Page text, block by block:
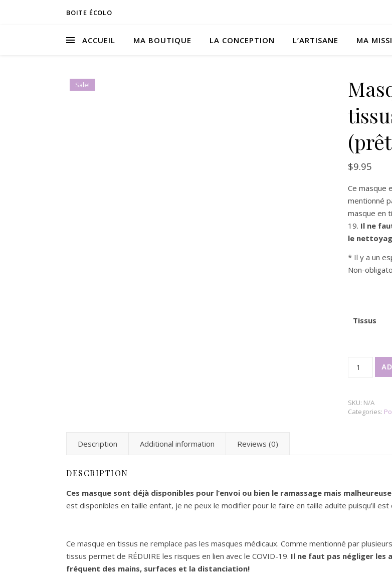
BOITE ÉCOLO
ACCUEIL MA BOUTIQUE LA CONCEPTION L’ARTISANE MA
Sale!
$9.95
Ce masque
mentionné
masque en
19. Il ne
le
* Il y a un
Non-
Tissus
SKU: N/A
Categories:
Description Additional information Reviews (0)
DESCRIPTION
Ces masque sont déjà disponibles pour l’envoi ou bien le ramassage mais
est disponibles en taille enfant, je ne peux le modifier pour le faire en taille adulte puisqu’il
Ce masque en tissus ne remplace pas les masques médicaux. Comme mentionné par
tissus permet de RÉDUIRE les risques en lien avec le COVID-19. Il ne faut pas négliger les
fréquent des mains, surfaces et la distanciation!